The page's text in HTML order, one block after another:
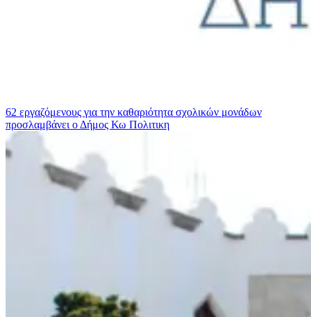
62 εργαζόμενους για την καθαριότητα σχολικών μονάδων
προσλαμβάνει ο Δήμος Κω Πολιτικη